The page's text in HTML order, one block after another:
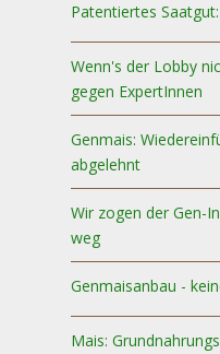
Patentiertes
Wenn's der Lobby
gegen ExpertInnen
Genmais:
abgelehnt
Wir zogen der Gen-
weg
Genmaisanbau -
Mais: